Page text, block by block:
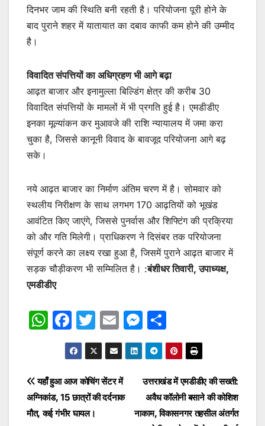
दिनभर जाम की स्थिति बनी रहती है। परियोजना पूरी होने के
बाद पुराने शहर में यातायात का दबाव काफी कम होने की उम्मीद
है।
विवादित संपत्तियों का अधिग्रहण भी आगे बढ़ा
आढ़त बाजार और इनामुल्ला बिल्डिंग क्षेत्र की करीब 30
विवादित संपत्तियों के मामलों में भी प्रगति हुई है। एमडीडीए
इनका मूल्यांकन कर मुआवजे की राशि न्यायालय में जमा करा
चुका है, जिससे कानूनी विवाद के बावजूद परियोजना आगे बढ़
सके।
नये आढ़त बाजार का निर्माण अंतिम चरण में है। सोमवार को
स्थलीय निरीक्षण के साथ लगभग 170 आढ़तियों को भूखंड
आवंटित किए जाएंगे, जिससे पुनर्वास और शिफ्टिंग की प्रक्रिया
को और गति मिलेगी। प्राधिकरण ने दिसंबर तक परियोजना
संपूर्ण करने का लक्ष्य रखा हुआ है, जिसमें पुराने आढ़त बाजार में
सड़क चौड़ीकरण भी सम्मिलित है। :बंशीधर तिवारी, उपाध्यक्ष,
एमडीडीए
W
s
A
p
F
a
c
e
b
o
T
w
itt
er
E
m
ai
l
M
e
s
s
e
n
h
ar
e
Post
navigation
उत्तराखंड में एमडीडीए की सख्ती:
अवैध कॉलोनी बसाने की कोशिश
नाकाम, विकासनगर तहसील अंतर्गत
यहाँ हुआ आज कोचिंग सेंटर में
अग्निकांड, 15 छात्रों की दर्दनाक
मौत, कई गंभीर घायल।